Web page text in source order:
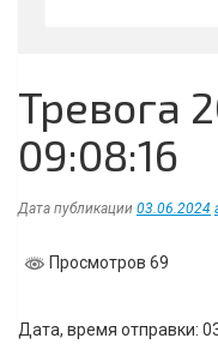
Тревога
09:08:16
Дата публикации 03.06.2024
Просмотров 69
Дата, время отправки: